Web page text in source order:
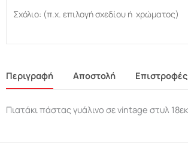
Περιγραφή Αποστολή Επιστροφές
Πιατάκι πάστας γυάλινο σε vintage στυλ